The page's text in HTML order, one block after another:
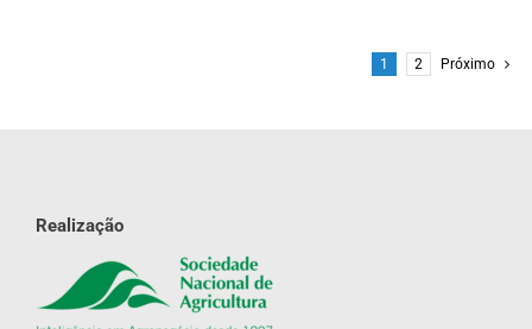
1 2 Próximo
Realização